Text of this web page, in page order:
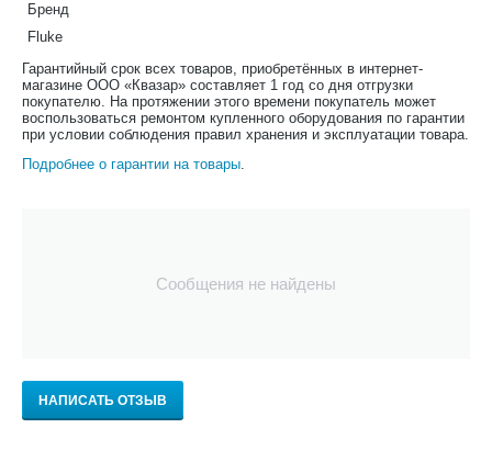
Бренд
Fluke
Гарантийный срок всех товаров, приобретённых в интернет-
магазине ООО «Квазар» составляет 1 год со дня отгрузки
покупателю. На протяжении этого времени покупатель может
воспользоваться ремонтом купленного оборудования по гарантии
при условии соблюдения правил хранения и эксплуатации товара.
Подробнее о гарантии на товары.
Сообщения не найдены
НАПИСАТЬ ОТЗЫВ